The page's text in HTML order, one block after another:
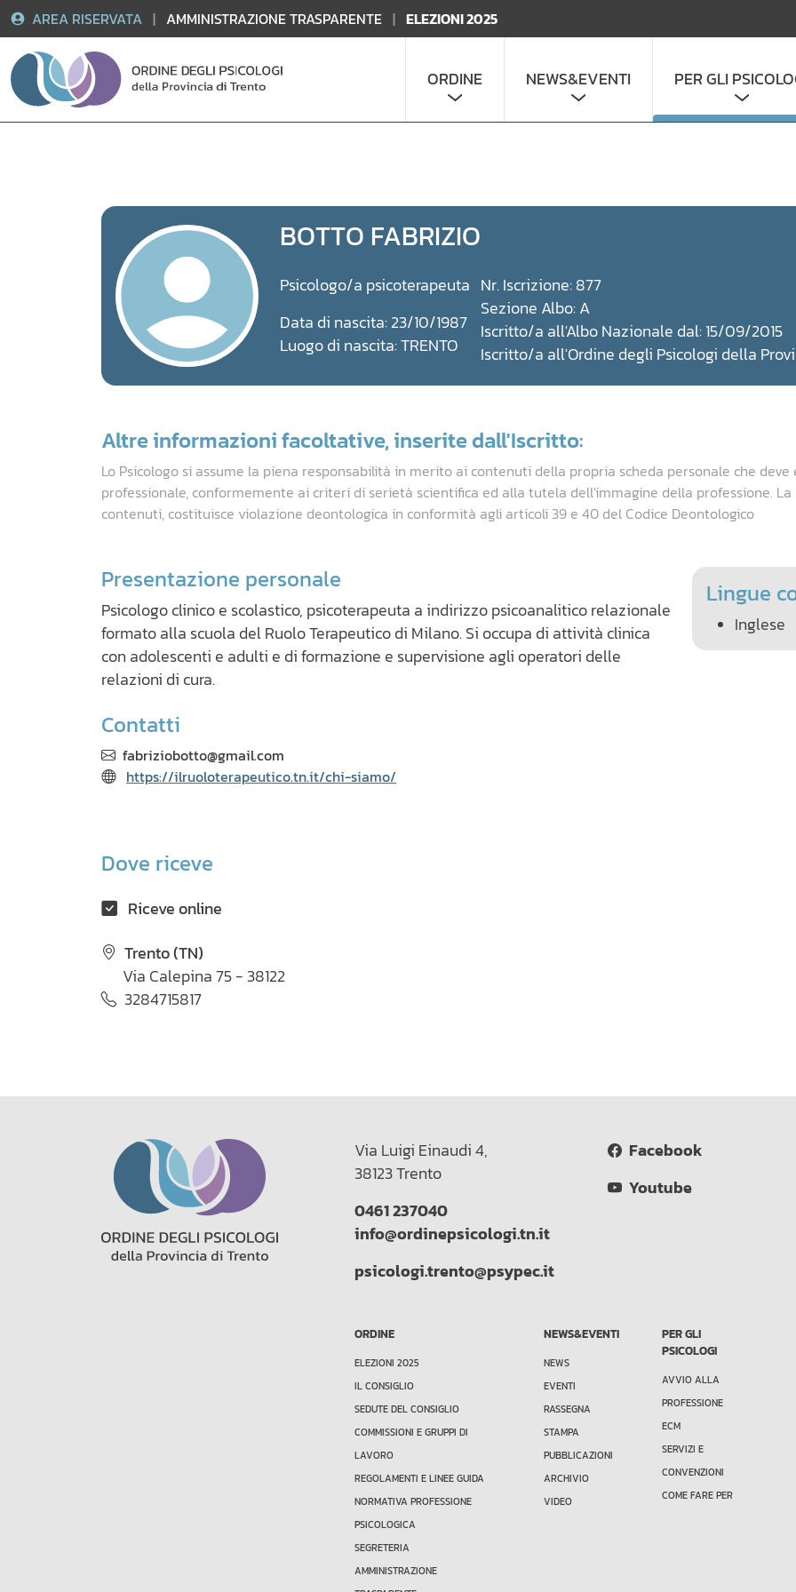
contenuto
AREA RISERVATA | AMMINISTRAZIONE TRASPARENTE | ELEZIONI 2025
ORDINE NEWS&EVENTI PER GLI
BOTTO FABRIZIO
Psicologo/a psicoterapeuta
Data di nascita: 23/10/1987
Luogo di nascita: TRENTO
Nr. Iscrizione: 877
Sezione Albo: A
Iscritto/a all'Albo Nazionale dal: 15/09/2015
Iscritto/a all'Ordine degli Psicologi della
Altre informazioni facoltative, inserite dall'Iscritto:
Lo Psicologo si assume la piena responsabilità in merito ai contenuti della propria scheda personale che
professionale, conformemente ai criteri di serietà scientifica ed alla tutela dell'immagine della professione.
contenuti, costituisce violazione deontologica in conformità agli articoli 39 e 40 del Codice Deontologico
Presentazione personale
Psicologo clinico e scolastico, psicoterapeuta a indirizzo psicoanalitico relazionale
formato alla scuola del Ruolo Terapeutico di Milano. Si occupa di attività clinica
con adolescenti e adulti e di formazione e supervisione agli operatori delle
relazioni di cura.
Contatti
fabriziobotto@gmail.com
https://ilruoloterapeutico.tn.it/chi-siamo/
Lingue
Inglese
Dove riceve
Riceve online
Trento (TN)
Via Calepina 75 - 38122
3284715817
Via Luigi Einaudi 4,
38123 Trento
0461 237040
info@ordinepsicologi.tn.it
psicologi.trento@psypec.it
Facebook
Youtube
ORDINE
ELEZIONI 2025
IL CONSIGLIO
SEDUTE DEL CONSIGLIO
COMMISSIONI E GRUPPI DI
LAVORO
REGOLAMENTI E LINEE GUIDA
NORMATIVA PROFESSIONE
PSICOLOGICA
SEGRETERIA
AMMINISTRAZIONE
NEWS&EVENTI
NEWS
EVENTI
RASSEGNA
STAMPA
PUBBLICAZIONI
ARCHIVIO
VIDEO
PER GLI
PSICOLOGI
AVVIO ALLA
PROFESSIONE
ECM
SERVIZI E
CONVENZIONI
COME FARE PER